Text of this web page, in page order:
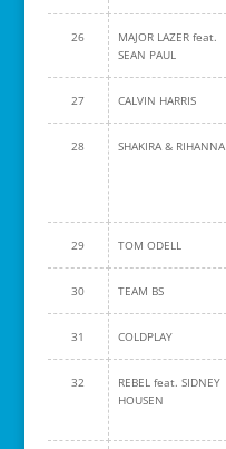
26
MAJOR LAZER feat.
SEAN PAUL
27 CALVIN HARRIS
28 SHAKIRA & RIHANNA
29 TOM ODELL
30 TEAM BS
31 COLDPLAY
32
REBEL feat. SIDNEY
HOUSEN